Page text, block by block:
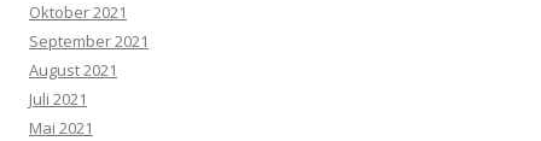
Oktober 2021
September 2021
August 2021
Juli 2021
Mai 2021